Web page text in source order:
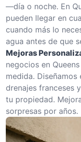
—día o noche. En
pueden llegar en
cuando más lo
agua antes de que
Mejoras
negocios en
medida.
drenajes franceses
tu propiedad.
sorpresas por años.